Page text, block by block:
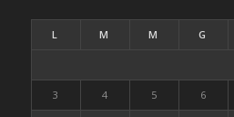
L M M G
3 4 5 6